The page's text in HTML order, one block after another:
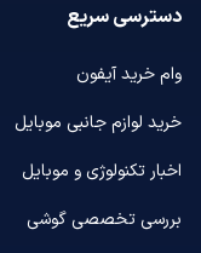
دسترسی سریع
وام خرید آیفون
خرید لوازم جانبی موبایل
اخبار تکنولوژی و موبایل
بررسی تخصصی گوشی